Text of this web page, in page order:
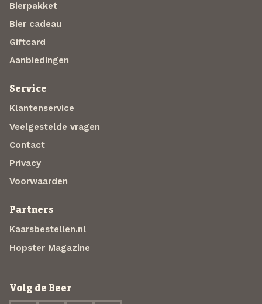
Bierpakket
Bier cadeau
Giftcard
Aanbiedingen
Service
Klantenservice
Veelgestelde vragen
Contact
Privacy
Voorwaarden
Partners
Kaarsbestellen.nl
Hopster Magazine
Volg de Beer